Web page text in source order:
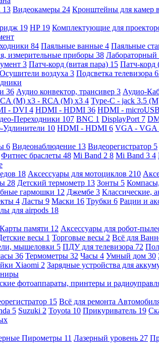
13 Видеокамеры 24 Кронштейны для камер
19 HP 19 Комплектующие для
84 Паяльные ванные 4 Паяльные
измерительные приборы 38 Лабораторный
3 Патч-корд (витая пара) 15 Патч-корд
Осушители воздуха 3 Подсветка телевизора
36 Аудио конвектор, трансивер 3 Аудио-
(M) x3 - RCA (M) x3 4 Type-C - jack 3.5
- DVI 4 HDMI - HDMI 36 HDMI - microUSB
Переходники 107 BNC 1 DisplayPort 7
Удлинители 10 HDMI - HDMI 6 VGA - VGA
6 Видеонаблюдение 13 Видеорегистратор 5
Фитнес браслеты 48 Mi Band 2 8 Mi Band 3 4
18 Аксессуары для мотоциклов 210
28 Детский термометр 13 Зонты 5
гармошки 12 Джембе 3 Классические,
4 Ласты 9 Маски 16 Трубки 6 Рации и
для airpods 18
памяти 12 Аксессуары для робот-
весы 1 Торговые весы 2 Всё для
мышеловки 5 ПДУ для телевизора 72
36 Термометры 32 Часы 4 Умный дом 30
Xiaomi 2 Зарядные устройства для
фотоаппараты, принтеры и
15 Всё для ремонта
5 Suzuki 2 Toyota 10 Прикуриватель 19
Пирометры 11 Лазерный уровень 27